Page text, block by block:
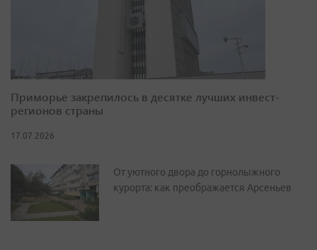
Приморье закрепилось в десятке лучших инвест-
регионов страны
17.07.2026
От уютного двора до горнолыжного
курорта: как преображается Арсеньев